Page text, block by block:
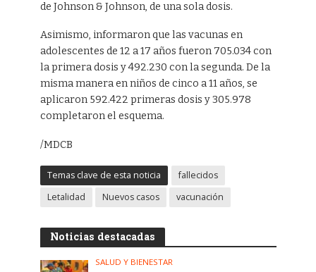
de Johnson & Johnson, de una sola dosis.
Asimismo, informaron que las vacunas en
adolescentes de 12 a 17 años fueron 705.034 con
la primera dosis y 492.230 con la segunda. De la
misma manera en niños de cinco a 11 años, se
aplicaron 592.422 primeras dosis y 305.978
completaron el esquema.
/MDCB
Temas clave de esta noticia
fallecidos
Letalidad
Nuevos casos vacunación
Noticias destacadas
SALUD Y BIENESTAR